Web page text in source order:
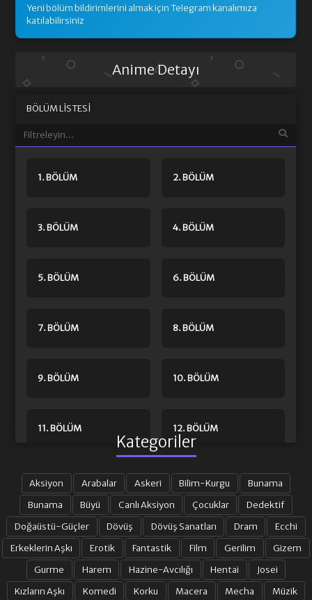
Yeni bölüm bildirimlerini almak için Telegram kanalımıza
katılabilirsiniz
Anime Detayı
BÖLÜM LISTESI
1. BÖLÜM 2. BÖLÜM
3. BÖLÜM 4. BÖLÜM
5. BÖLÜM 6. BÖLÜM
7. BÖLÜM 8. BÖLÜM
9. BÖLÜM 10. BÖLÜM
11. BÖLÜM 12. BÖLÜM
13. BÖLÜM 14. BÖLÜM
15. BÖLÜM 16. BÖLÜM
17. BÖLÜM 18. BÖLÜM
Kategoriler
Aksiyon Arabalar Askeri Bilim-Kurgu
Bunama
Bunama
Büyü Canlı Aksiyon Çocuklar
Dedektif
Doğaüstü-Güçler
Dövüş Dövüş Sanatları Dram
Ecchi
Erkeklerin Aşkı
Erotik Fantastik Film Gerilim
Gizem
Gurme
Harem Hazine-Avcılığı Hentai
Josei
Kızların Aşkı
Komedi Korku Macera Mecha Müzik